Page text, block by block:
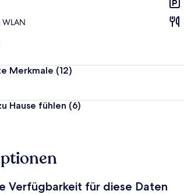
WLAN
Merkmale (12)
Hause fühlen (6)
Verfügbarkeit für diese Daten